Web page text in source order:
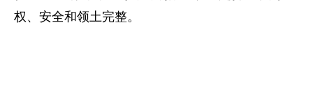
权、安全和领土完整。